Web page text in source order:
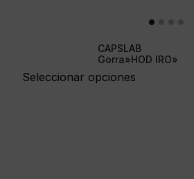
CAPSLAB
Gorra»HOD IRO»
Seleccionar opciones